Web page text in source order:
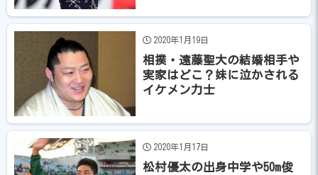
2020年1月19日
相撲・遠藤聖大の結婚相手や
実家はどこ？妹に泣かされる
イケメン力士
2020年1月17日
松村優太の出身中学や50m俊